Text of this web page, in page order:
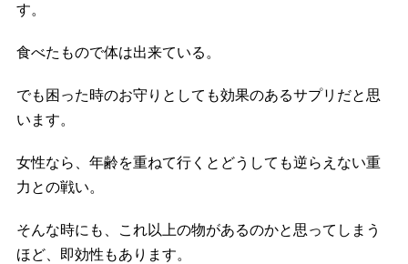
す。
食べたもので体は出来ている。
でも困った時のお守りとしても効果のあるサプリだと思
います。
女性なら、年齢を重ねて行くとどうしても逆らえない重
力との戦い。
そんな時にも、これ以上の物があるのかと思ってしまう
ほど、即効性もあります。